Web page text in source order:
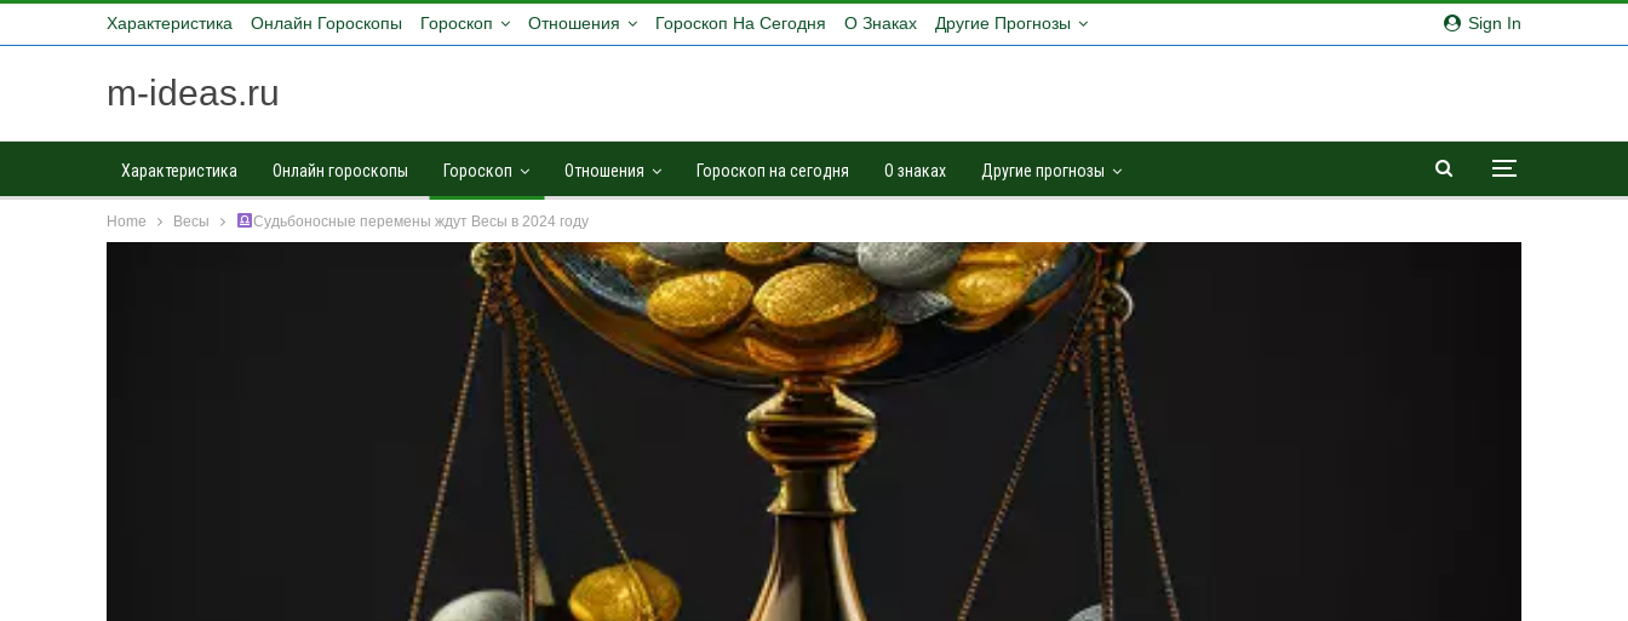
Sign In
Характеристика Онлайн Гороскопы Гороскоп Отношения Гороскоп На Сегодня О Знаках Другие Прогнозы
m-ideas.ru
Характеристика Онлайн гороскопы Гороскоп Отношения Гороскоп на сегодня О знаках Другие прогнозы
Home Весы Судьбоносные перемены ждут Весы в 2024 году